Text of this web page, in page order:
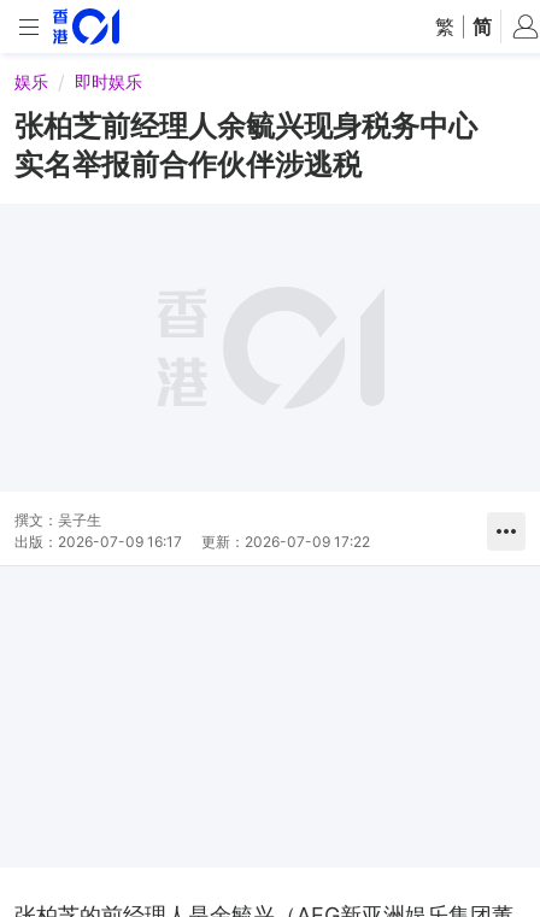
繁 简
娱乐 即时娱乐
张柏芝前经理人余毓兴现身税务中心
实名举报前合作伙伴涉逃税
撰文： 吴子生
出版： 2026-07-09 16:17 更新： 2026-07-09 17:22